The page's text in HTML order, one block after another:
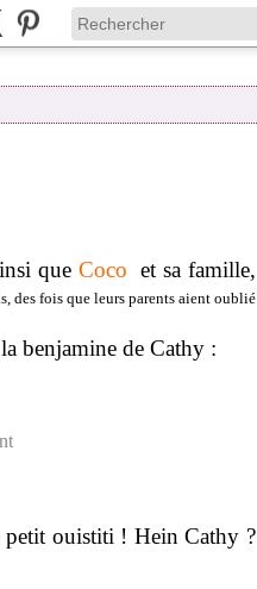
que Coco et sa famille,
des fois que leurs parents aient oublié
benjamine de Cathy :
petit ouistiti ! Hein Cathy ?